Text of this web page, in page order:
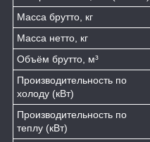
Масса брутто, кг
Масса нетто, кг
Объём брутто, м³
Производительность по
холоду (кВт)
Производительность по
теплу (кВт)